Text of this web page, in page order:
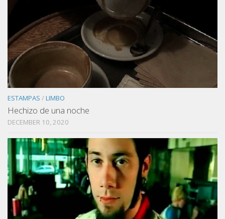
ESTAMPAS /LIMBO
Hechizo de una noche
DECEMBER 10, 2020